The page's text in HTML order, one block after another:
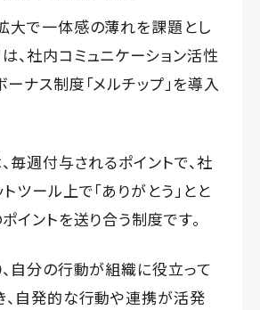
大で一体感の薄れを課題とし
、社内コミュニケーション活性
ナス制度「メルチップ」を導入
毎週付与されるポイントで、社
ツール上で「ありがとう」とと
イントを送り合う制度です。
自分の行動が組織に役立って
、自発的な行動や連携が活発